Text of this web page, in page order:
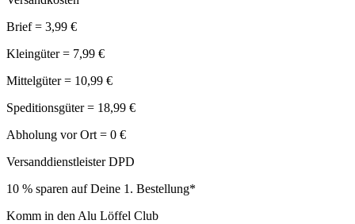
Brief = 3,99 €
Kleingüter = 7,99 €
Mittelgüter = 10,99 €
Speditionsgüter = 18,99 €
Abholung vor Ort = 0 €
Versanddienstleister DPD
10 % sparen auf Deine 1. Bestellung*
Komm in den Alu Löffel Club